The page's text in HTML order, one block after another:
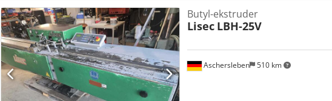
Aschersleben 510 km
Butyl-ekstruder
Lisec LBH-25V